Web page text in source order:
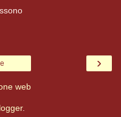
›
web
.